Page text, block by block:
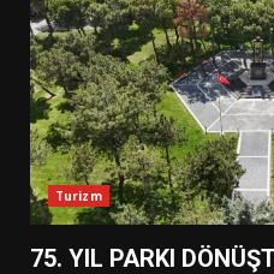
Turizm
75. YIL PARKI